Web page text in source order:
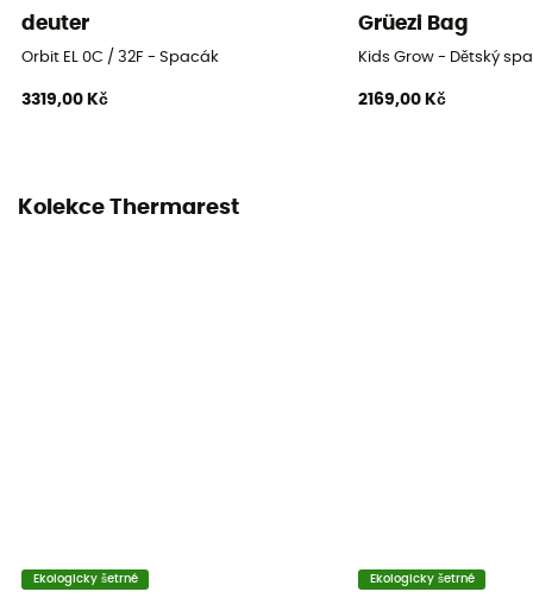
28 x 43 cm
deuter
Orbit EL 0C / 32F - Spacák
3319,00 Kč
Grüezi Bag
Kids Grow - Dětský
2169,00 Kč
Kolekce Thermarest
Ekologicky šetrné Ekologicky šetrné